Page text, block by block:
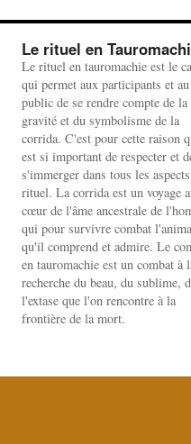
Le rituel en
Le rituel en tauromachie est le
qui permet aux participants et au
public de se rendre compte de la
gravité et du symbolisme de la
corrida. C'est pour cette raison
est si important de respecter et
s'immerger dans tous les
rituel. La corrida est un voyage
cœur de l'âme ancestrale de
qui pour survivre combat
qu'il comprend et admire. Le
en tauromachie est un combat à
recherche du beau, du sublime,
l'extase que l'on rencontre à la
frontière de la mort.